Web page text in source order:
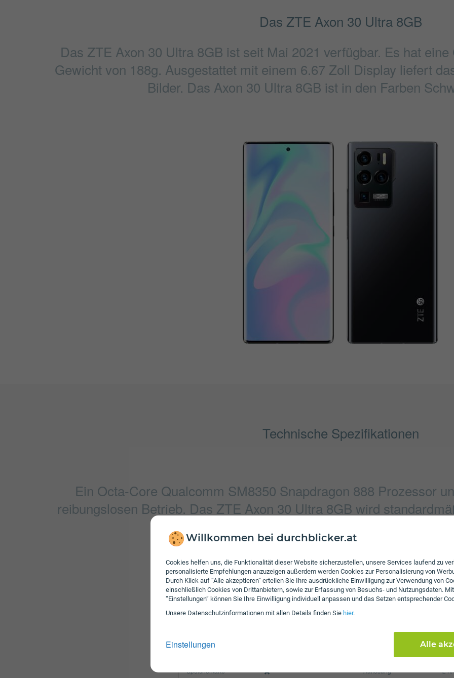
Willkommen bei durchblicker.at
Cookies helfen uns, die Funktionalität dieser Website sicherzustellen, unsere Services laufend zu
personalisierte Empfehlungen anzuzeigen außerdem werden Cookies zur Personalisierung von
Durch Klick auf “Alle akzeptieren” erteilen Sie Ihre ausdrückliche Einwilligung zur Verwendung von
einschließlich Cookies von Drittanbietern, sowie zur Erfassung von Besuchs- und Nutzungsdaten.
“Einstellungen” können Sie Ihre Einwilligung individuell anpassen und das Setzen entsprechender
Unsere Daten­schutz­informationen mit allen Details finden Sie hier.
Einstellungen Alle
Das ZTE Axon 30 Ultra 8GB
Das ZTE Axon 30 Ultra 8GB ist seit Mai 2021 verfügbar. Es hat
Gewicht von 188g. Ausgestattet mit einem 6.67 Zoll Display liefert
Bilder. Das Axon 30 Ultra 8GB ist in den Farben
Technische Spezifikationen
Ein Octa-Core Qualcomm SM8350 Snapdragon 888 Prozessor
reibungslosen Betrieb. Das ZTE Axon 30 Ultra 8GB wird
Kamera
Frontkamera
4619 x 3464 Pixel
Hauptkamera
9238 x 6928 Pixel
Verbindung
Bluetooth
5.2
NFC
Speicherkarte
Auflösung